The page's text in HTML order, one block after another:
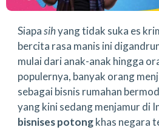
Siapasihyang tidak suka es
bercita rasa manis ini
mulai dari anak-anak hingga
populernya, banyak orang
sebagai bisnis rumahan
yang kini sedang menjamur di
bisnises potongkhas negara
INSTAL